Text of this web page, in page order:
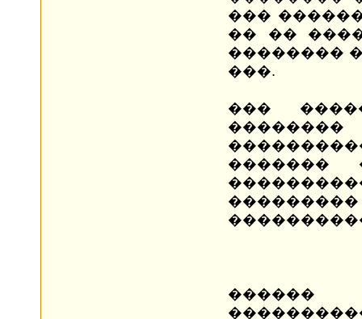
���
�� ��
��������
���.
���
�������
������